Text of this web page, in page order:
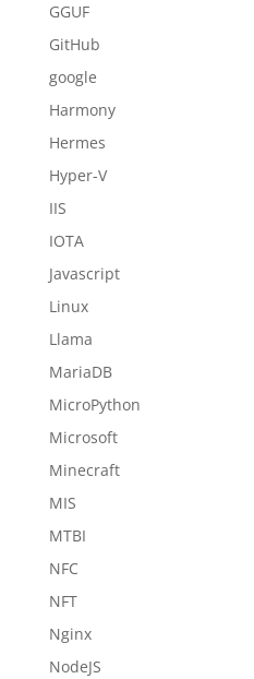
GGUF
GitHub
google
Harmony
Hermes
Hyper-V
IIS
IOTA
Javascript
Linux
Llama
MariaDB
MicroPython
Microsoft
Minecraft
MIS
MTBI
NFC
NFT
Nginx
NodeJS